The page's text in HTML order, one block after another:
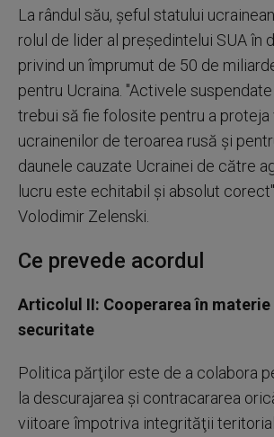
La rândul său, şeful statului
rolul de lider al preşedintelui SUA în
privind un împrumut de 50 de
pentru Ucraina. "Activele
trebui să fie folosite pentru a proteja
ucrainenilor de teroarea rusă şi
daunele cauzate Ucrainei de către
lucru este echitabil şi absolut
Volodimir Zelenski.
Ce prevede acordul
Articolul II: Cooperarea în materie
securitate
Politica părţilor este de a colabora
la descurajarea şi contracararea
viitoare împotriva integrităţii